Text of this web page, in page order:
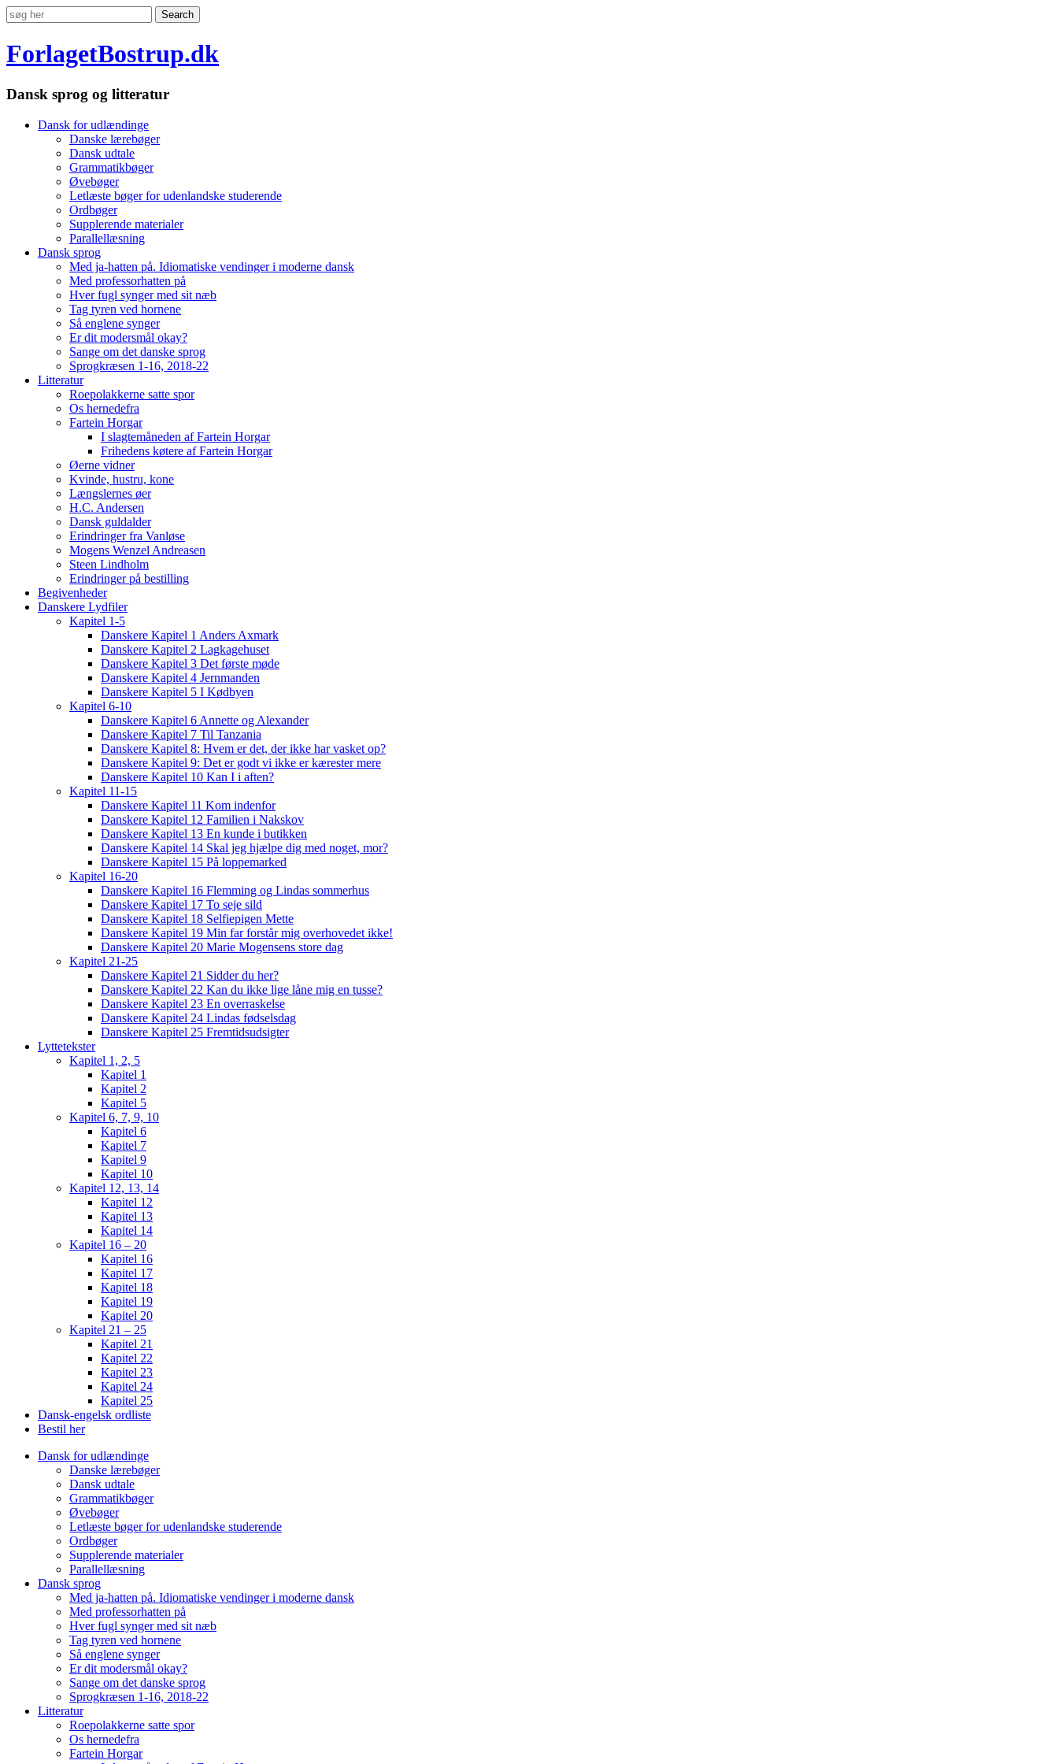
ForlagetBostrup.dk
Dansk sprog og litteratur
Dansk for udlændinge
Danske lærebøger
Dansk udtale
Grammatikbøger
Øvebøger
Letlæste bøger for udenlandske studerende
Ordbøger
Supplerende materialer
Parallellæsning
Dansk sprog
Med ja-hatten på. Idiomatiske vendinger i moderne dansk
Med professorhatten på
Hver fugl synger med sit næb
Tag tyren ved hornene
Så englene synger
Er dit modersmål okay?
Sange om det danske sprog
Sprogkræsen 1-16, 2018-22
Litteratur
Roepolakkerne satte spor
Os hernedefra
Fartein Horgar
I slagtemåneden af Fartein Horgar
Frihedens køtere af Fartein Horgar
Øerne vidner
Kvinde, hustru, kone
Længslernes øer
H.C. Andersen
Dansk guldalder
Erindringer fra Vanløse
Mogens Wenzel Andreasen
Steen Lindholm
Erindringer på bestilling
Begivenheder
Danskere Lydfiler
Kapitel 1-5
Danskere Kapitel 1 Anders Axmark
Danskere Kapitel 2 Lagkagehuset
Danskere Kapitel 3 Det første møde
Danskere Kapitel 4 Jernmanden
Danskere Kapitel 5 I Kødbyen
Kapitel 6-10
Danskere Kapitel 6 Annette og Alexander
Danskere Kapitel 7 Til Tanzania
Danskere Kapitel 8: Hvem er det, der ikke har vasket op?
Danskere Kapitel 9: Det er godt vi ikke er kærester mere
Danskere Kapitel 10 Kan I i aften?
Kapitel 11-15
Danskere Kapitel 11 Kom indenfor
Danskere Kapitel 12 Familien i Nakskov
Danskere Kapitel 13 En kunde i butikken
Danskere Kapitel 14 Skal jeg hjælpe dig med noget, mor?
Danskere Kapitel 15 På loppemarked
Kapitel 16-20
Danskere Kapitel 16 Flemming og Lindas sommerhus
Danskere Kapitel 17 To seje sild
Danskere Kapitel 18 Selfiepigen Mette
Danskere Kapitel 19 Min far forstår mig overhovedet ikke!
Danskere Kapitel 20 Marie Mogensens store dag
Kapitel 21-25
Danskere Kapitel 21 Sidder du her?
Danskere Kapitel 22 Kan du ikke lige låne mig en tusse?
Danskere Kapitel 23 En overraskelse
Danskere Kapitel 24 Lindas fødselsdag
Danskere Kapitel 25 Fremtidsudsigter
Lyttetekster
Kapitel 1, 2, 5
Kapitel 1
Kapitel 2
Kapitel 5
Kapitel 6, 7, 9, 10
Kapitel 6
Kapitel 7
Kapitel 9
Kapitel 10
Kapitel 12, 13, 14
Kapitel 12
Kapitel 13
Kapitel 14
Kapitel 16 – 20
Kapitel 16
Kapitel 17
Kapitel 18
Kapitel 19
Kapitel 20
Kapitel 21 – 25
Kapitel 21
Kapitel 22
Kapitel 23
Kapitel 24
Kapitel 25
Dansk-engelsk ordliste
Bestil her
Dansk for udlændinge
Danske lærebøger
Dansk udtale
Grammatikbøger
Øvebøger
Letlæste bøger for udenlandske studerende
Ordbøger
Supplerende materialer
Parallellæsning
Dansk sprog
Med ja-hatten på. Idiomatiske vendinger i moderne dansk
Med professorhatten på
Hver fugl synger med sit næb
Tag tyren ved hornene
Så englene synger
Er dit modersmål okay?
Sange om det danske sprog
Sprogkræsen 1-16, 2018-22
Litteratur
Roepolakkerne satte spor
Os hernedefra
Fartein Horgar